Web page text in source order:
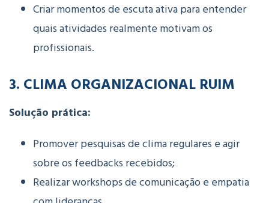
Criar momentos de escuta ativa para entender
quais atividades realmente motivam os
profissionais.
3. CLIMA ORGANIZACIONAL RUIM
Solução prática:
Promover pesquisas de clima regulares e agir
sobre os feedbacks recebidos;
Realizar workshops de comunicação e empatia